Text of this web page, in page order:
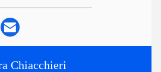
Chiacchieri